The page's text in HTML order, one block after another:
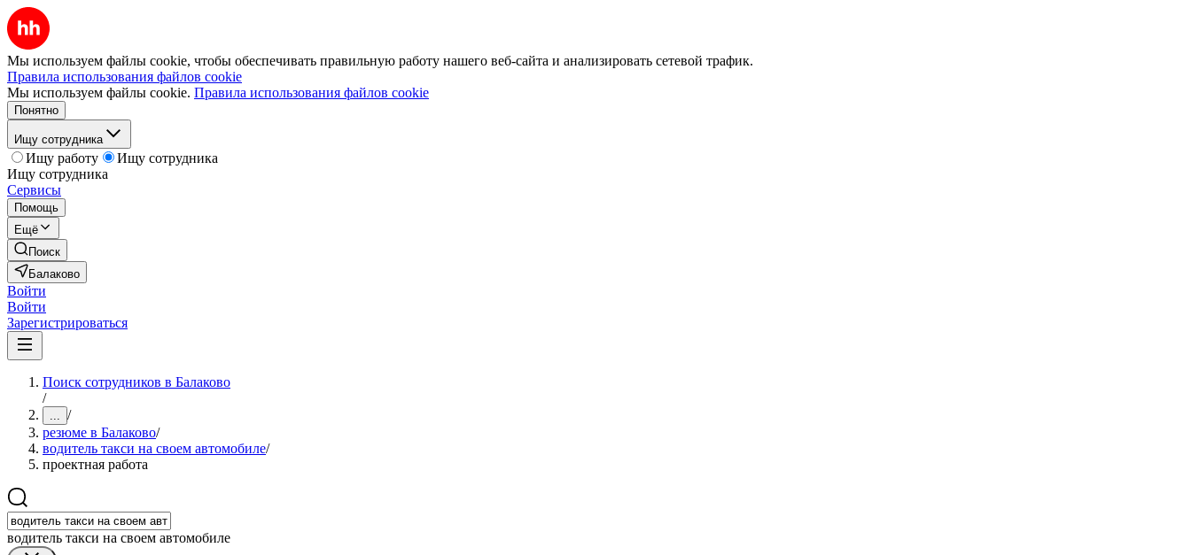
Мы используем файлы cookie, чтобы обеспечивать правильную работу нашего веб-сайта и анализировать сетевой трафик.
Правила использования файлов cookie
Мы используем файлы cookie. Правила использования файлов cookie
Понятно
Ищу сотрудника
Ищу работу
Ищу сотрудника
Ищу сотрудника
Сервисы
Помощь
Ещё
Поиск
Балаково
Войти
Войти
Зарегистрироваться
Поиск сотрудников в Балаково
/
... /
резюме в Балаково/
водитель такси на своем автомобиле/
проектная работа
водитель такси на своем автомобиле